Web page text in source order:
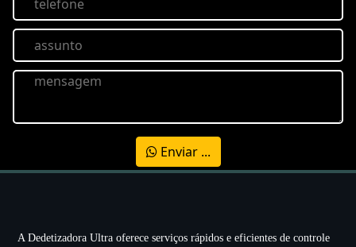
Enviar ...
A Dedetizadora Ultra oferece serviços rápidos e eficientes de controle